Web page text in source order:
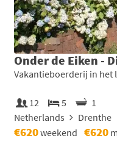
Onder de Eiken -
Vakantieboerderij in het
12 5
1
Netherlands
Drenthe
€620weekend €620